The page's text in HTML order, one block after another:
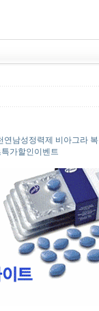
남성정력제 비아그라
가할인이벤트